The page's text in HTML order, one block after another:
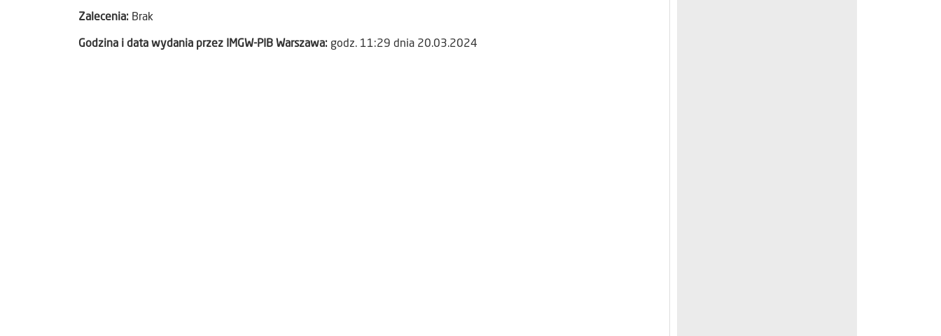
Zalecenia: Brak
Godzina i data wydania przez IMGW-PIB Warszawa: godz. 11:29 dnia 20.03.2024